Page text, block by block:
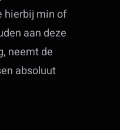
hierbij min of
aan deze
neemt de
absoluut